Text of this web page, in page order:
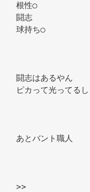
根性○
闘志
球持ち○
闘志はあるやん
ピカって光ってるし
あとバント職人
>>